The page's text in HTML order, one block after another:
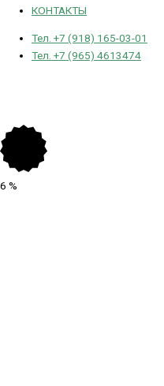
КОНТАКТЫ
Тел. +7 (918) 165-03-01
Тел. +7 (965) 4613474
6 %